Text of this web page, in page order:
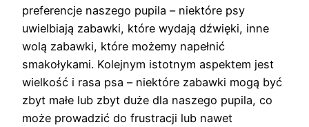
preferencje naszego pupila – niektóre psy
uwielbiają zabawki, które wydają dźwięki, inne
wolą zabawki, które możemy napełnić
smakołykami. Kolejnym istotnym aspektem jest
wielkość i rasa psa – niektóre zabawki mogą być
zbyt małe lub zbyt duże dla naszego pupila, co
może prowadzić do frustracji lub nawet